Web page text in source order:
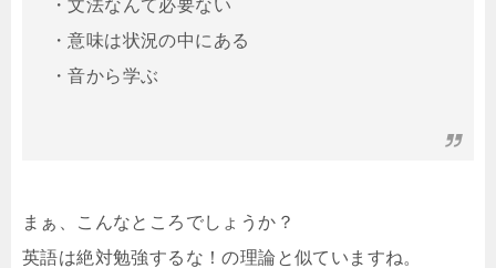
・文法なんて必要ない
・意味は状況の中にある
・音から学ぶ
まぁ、こんなところでしょうか？
英語は絶対勉強するな！の理論と似ていますね。